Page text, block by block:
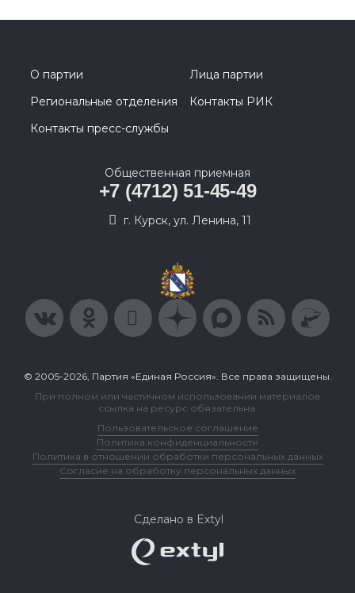
О партии
Лица партии
Региональные отделения
Контакты РИК
Контакты пресс-службы
Общественная приемная
+7 (4712) 51-45-49
г. Курск, ул. Ленина, 11
© 2005-2026, Партия «Единая Россия». Все права защищены.
При полном или частичном использовании материалов
ссылка на ресурс обязательна.
Пользовательское соглашение
Политика конфиденциальности
Политика в отношении обработки персональных данных
Согласие на обработку персональных данных
Сделано в Extyl